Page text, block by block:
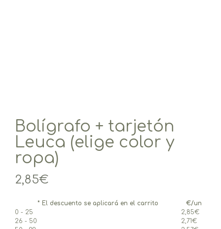
Bolígrafo + tarjetón
Leuca (elige color y
ropa)
2,85€
* El descuento se aplicará en el carrito
€/un
0 - 25
2,85€
26 - 50
2,71€